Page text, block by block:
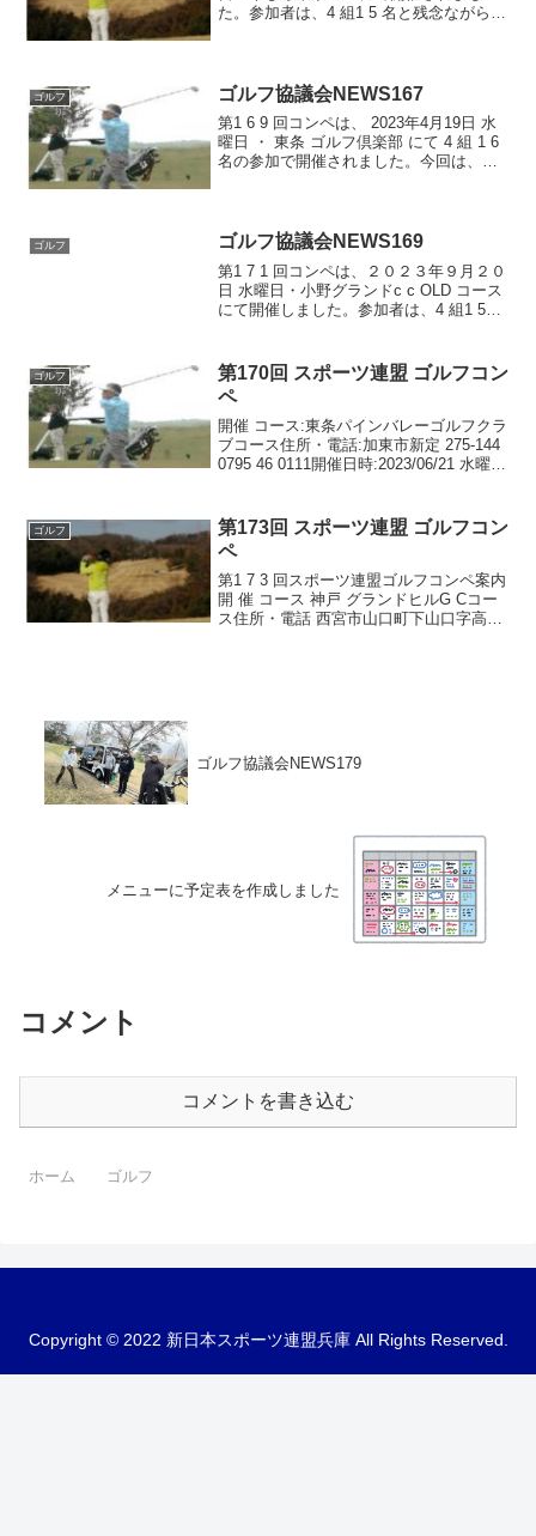
た。参加者は、4 組1 5 名と残念ながら5
ゴルフ ゴルフ協議会NEWS167
第1 6 9 回コンペは、 2023年4月19日 水
曜日 ・ 東条 ゴルフ倶楽部 にて 4 組 1 6
名の参加で開催されました。今回は、マ
ゴルフ ゴルフ協議会NEWS169
第1 7 1 回コンペは、２０２３年９月２０
日 水曜日・小野グランドc c OLD コース
にて開催しました。参加者は、4 組1 5
ューズ。何時ものU T でのショ...
ゴルフ
第170回 スポーツ連盟 ゴルフコン
ペ
開催 コース:東条パインバレーゴルフクラ
ブコース住所・電話:加東市新定 275-144
0795 46 0111開催日時:2023/06/21 水曜日
ゴルフ
第173回 スポーツ連盟 ゴルフコン
ペ
第1 7 3 回スポーツ連盟ゴルフコンペ案内
開 催 コース 神戸 グランドヒルG Cコー
ス住所・電話 西宮市山口町下山口字高丸
ゴルフ協議会NEWS179
メニューに予定表を作成しました
コメント
コメントを書き込む
ホーム ゴルフ
Copyright © 2022 新日本スポーツ連盟兵庫 All Rights Reserved.